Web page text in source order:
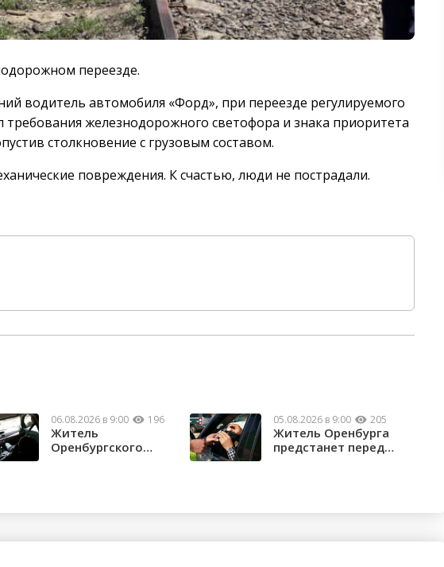
переезде.
водитель автомобиля «Форд», при переезде регулируемого
железнодорожного светофора и знака приоритета
столкновение с грузовым составом.
повреждения. К счастью, люди не пострадали.
06.08.2026 в 9:00 196
Житель
Оренбургского
05.08.2026 в 9:00 205
Житель Оренбурга
предстанет перед